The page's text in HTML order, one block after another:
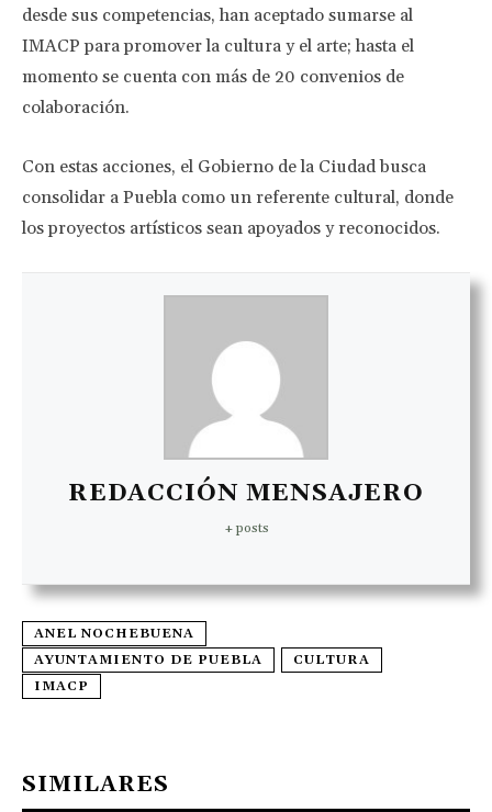
desde sus competencias, han aceptado sumarse al
IMACP para promover la cultura y el arte; hasta el
momento se cuenta con más de 20 convenios de
colaboración.
Con estas acciones, el Gobierno de la Ciudad busca
consolidar a Puebla como un referente cultural, donde
los proyectos artísticos sean apoyados y reconocidos.
REDACCIÓN MENSAJERO
+ posts
ANEL NOCHEBUENA
AYUNTAMIENTO DE PUEBLA
CULTURA
IMACP
SIMILARES